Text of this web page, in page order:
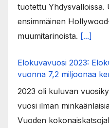
tuotettu Yhdysvalloissa.
ensimmäinen
muumitarinoista. [...]
Elokuvavuosi 2023:
vuonna 7,2 miljoonaa
2023 oli kuluvan
vuosi ilman
Vuoden